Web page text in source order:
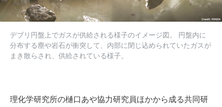
デブリ円盤上でガスが供給される様子のイメージ図。 円盤内に
分布する塵や岩石が衝突して、内部に閉じ込められていたガスが
まき散らされ、供給されている様子。
理化学研究所の樋口あや協力研究員ほかから成る共同研